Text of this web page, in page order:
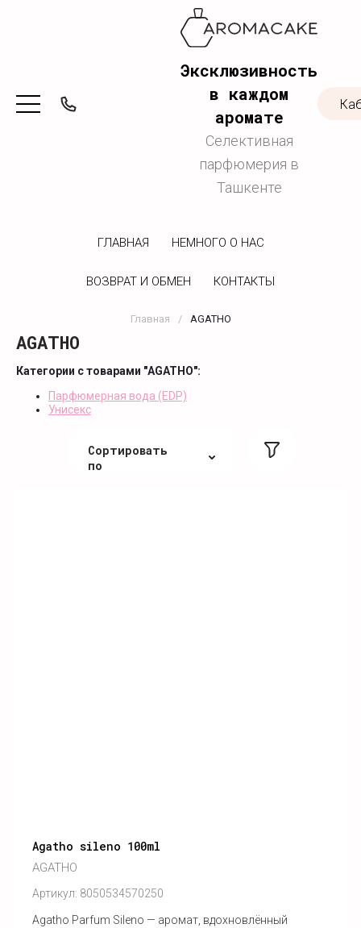
Эксклюзивность
в каждом
аромате
Селективная
парфюмерия в
Ташкенте
ГЛАВНАЯ НЕМНОГО О НАС
ВОЗВРАТ И ОБМЕН КОНТАКТЫ
Главная / AGATHO
AGATHO
Категории с товарами "AGATHO":
Парфюмерная вода (EDP)
Унисекс
Сортировать
по
Agatho sileno 100ml
AGATHO
Артикул: 8050534570250
Agatho Parfum Sileno — аромат, вдохновлённый